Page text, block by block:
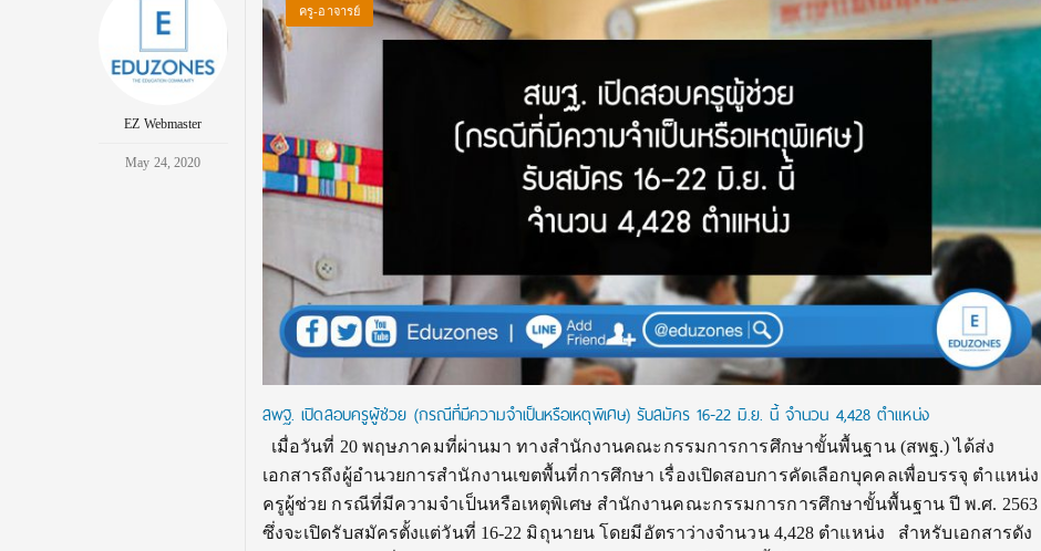
EZ Webmaster
May 24, 2020
ครู-อาจารย์
สพฐ. เปิดสอบครูผู้ช่วย (กรณีที่มีความจำเป็นหรือเหตุพิเศษ​) รับสมัคร 16-22 มิ.ย. นี้ จำนวน 4,428 ตำแหน่ง
เมื่อวันที่ 20 พฤษภาคมที่ผ่านมา ทางสำนักงานคณะกรรมการการศึกษาขั้นพื้นฐาน (สพฐ.) ได้ส่ง
เอกสารถึงผู้อำนวยการสำนักงานเขตพื้นที่การศึกษา เรื่องเปิดสอบการคัดเลือกบุคคลเพื่อบรรจุ ตำแหน่ง
ครูผู้ช่วย กรณีที่มีความจำเป็นหรือเหตุพิเศษ สำนักงานคณะกรรมการการศึกษาขั้นพื้นฐาน ปี พ.ศ. 2563
ซึ่งจะเปิดรับสมัครตั้งแต่วันที่ 16-22 มิถุนายน โดยมีอัตราว่างจำนวน 4,428 ตำแหน่ง สำหรับเอกสารดัง